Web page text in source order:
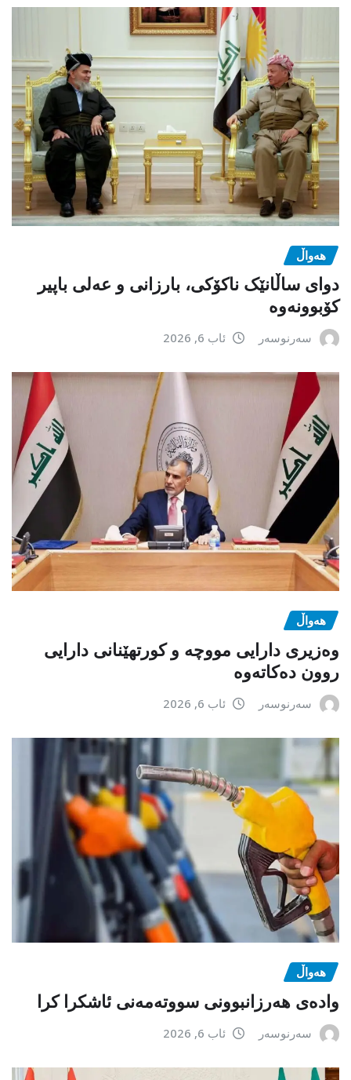
هەواڵ
دوای ساڵانێک ناکۆکی، بارزانی و عەلی باپیر
کۆبوونەوە
سەرنوسەر ئاب 6, 2026
هەواڵ
وەزیری دارایی مووچە و کورتهێنانی دارایی
روون دەکاتەوە
سەرنوسەر ئاب 6, 2026
هەواڵ
وادەی هەرزانبوونی سووتەمەنی ئاشکرا کرا
سەرنوسەر ئاب 6, 2026